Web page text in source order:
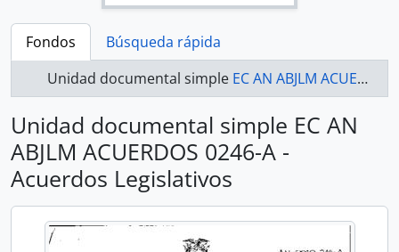
Fondos
Búsqueda rápida
Unidad documental simple EC AN ABJLM ACUERDOS 0246-A - Acuerdos Legislativos
Unidad documental simple EC AN
ABJLM ACUERDOS 0246-A -
Acuerdos Legislativos